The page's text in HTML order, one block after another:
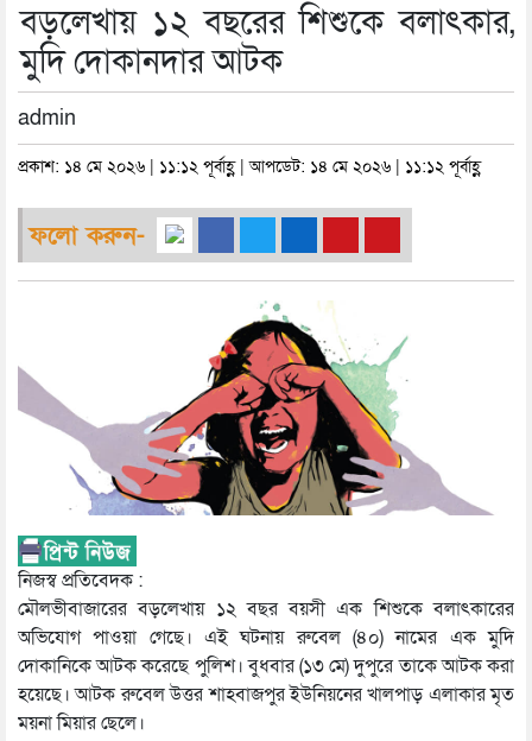
বড়লেখায় ১২ বছরের শিশুকে বলাৎকার,
মুদি দোকানদার আটক
admin
প্রকাশ: ১৪ মে ২০২৬ | ১১:১২ পূর্বাহ্ণ | আপডেট: ১৪ মে ২০২৬ | ১১:১২ পূর্বাহ্ণ
ফলো করুন-
নিজস্ব প্রতিবেদক :
মৌলভীবাজারের বড়লেখায় ১২ বছর বয়সী এক শিশুকে বলাৎকারের
অভিযোগ পাওয়া গেছে। এই ঘটনায় রুবেল (৪০) নামের এক মুদি
দোকানিকে আটক করেছে পুলিশ। বুধবার (১৩ মে) দুপুরে তাকে আটক করা
হয়েছে। আটক রুবেল উত্তর শাহবাজপুর ইউনিয়নের খালপাড় এলাকার মৃত
ময়না মিয়ার ছেলে।